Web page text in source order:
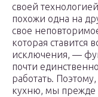
своей
похожи одна на
свое
которая ставится
исключения, —
почти
работать.
кухню, мы прежде